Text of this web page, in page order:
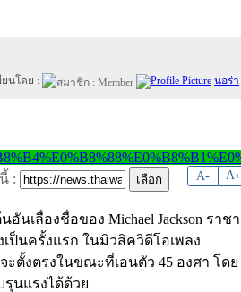
ยนโดย :
นอร่า
A- A+
:
นเลื่องชื่อของ Michael Jackson ราชา
ป็นครั้งแรก ในมิวสิควิดีโอเพลง
จะตั้งตรงในขณะที่เอนตัว 45 องศา โดย
รุนแรงได้ด้วย